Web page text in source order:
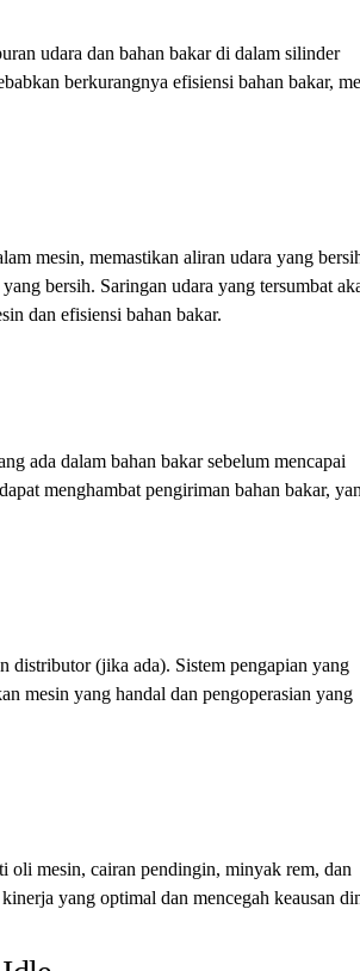
udara dan bahan bakar di dalam silinder
berkurangnya efisiensi bahan bakar,
mesin, memastikan aliran udara yang
bersih. Saringan udara yang tersumbat
dan efisiensi bahan bakar.
ada dalam bahan bakar sebelum mencapai
menghambat pengiriman bahan bakar,
distributor (jika ada). Sistem pengapian yang
mesin yang handal dan pengoperasian yang
oli mesin, cairan pendingin, minyak rem, dan
yang optimal dan mencegah keausan